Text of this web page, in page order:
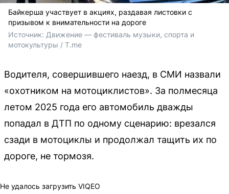
Байкерша участвует в акциях, раздавая листовки с
призывом к внимательности на дороге
Источник: Движение — фестиваль музыки, спорта и
мотокультуры / T.me
Водителя, совершившего наезд, в СМИ назвали
«охотником на мотоциклистов». За полмесяца
летом 2025 года его автомобиль дважды
попадал в ДТП по одному сценарию: врезался
сзади в мотоциклы и продолжал тащить их по
дороге, не тормозя.
Не удалось загрузить VIQEO